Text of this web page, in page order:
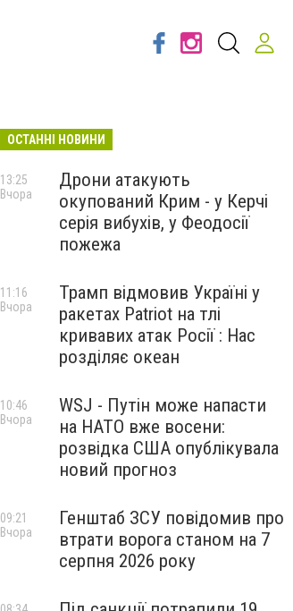
ОСТАННІ НОВИНИ
Дрони атакують
окупований Крим - у Керчі
серія вибухів, у Феодосії
пожежа
13:25
Вчора
Трамп відмовив Україні у
ракетах Patriot на тлі
кривавих атак Росії : Нас
розділяє океан
11:16
Вчора
WSJ - Путін може напасти
на НАТО вже восени:
розвідка США опублікувала
новий прогноз
10:46
Вчора
Генштаб ЗСУ повідомив про
втрати ворога станом на 7
серпня 2026 року
09:21
Вчора